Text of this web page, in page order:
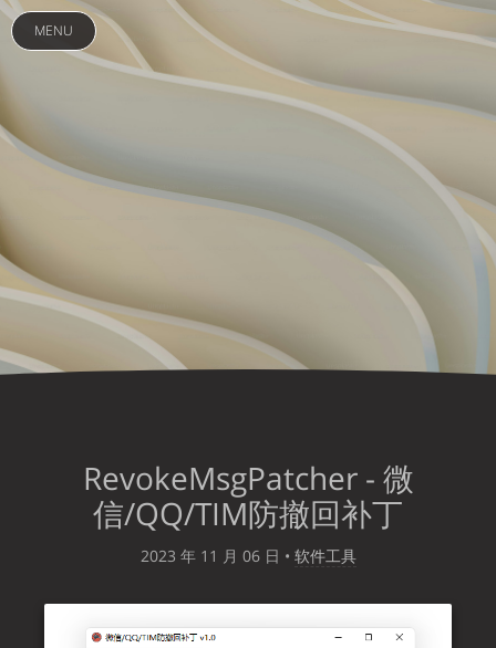
MENU
RevokeMsgPatcher - 微
信/QQ/TIM防撤回补丁
2023 年 11 月 06 日 • 软件工具